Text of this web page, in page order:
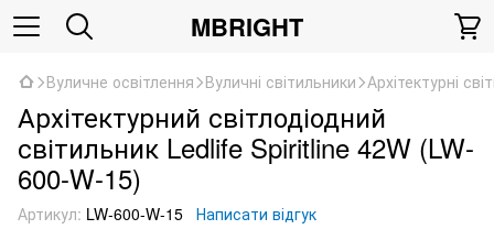
MBRIGHT
Вуличне освітлення Вуличні світильники Архітектурні
Архітектурний світлодіодний
світильник Ledlife Spiritline 42W (LW-
600-W-15)
Артикул: LW-600-W-15 Написати відгук